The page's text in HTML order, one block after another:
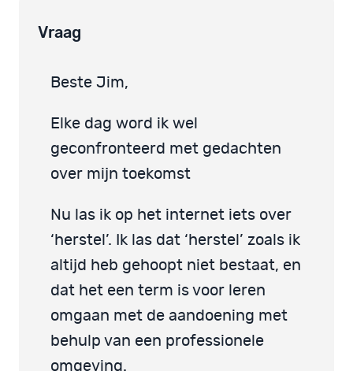
Vraag
Beste Jim,
Elke dag word ik wel
geconfronteerd met gedachten
over mijn toekomst
Nu las ik op het internet iets over
‘herstel’. Ik las dat ‘herstel’ zoals ik
altijd heb gehoopt niet bestaat, en
dat het een term is voor leren
omgaan met de aandoening met
behulp van een professionele
omgeving.